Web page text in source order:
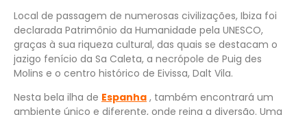
Local de passagem de numerosas civilizações, Ibiza foi
declarada Patrimônio da Humanidade pela UNESCO,
graças à sua riqueza cultural, das quais se destacam o
jazigo fenício da Sa Caleta, a necrópole de Puig des
Molins e o centro histórico de Eivissa, Dalt Vila.
Nesta bela ilha de Espanha , também encontrará um
ambiente único e diferente, onde reina a diversão. Uma